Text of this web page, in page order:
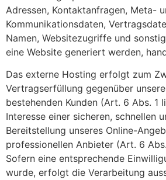
Adressen, Kontaktanfragen, Meta-
Kommunikationsdaten,
Namen, Websitezugriffe und
eine Website generiert werden,
Das externe Hosting erfolgt zum
Vertragserfüllung gegenüber
bestehenden Kunden (Art. 6 Abs. 1
Interesse einer sicheren, schnellen
Bereitstellung unseres Online-
professionellen Anbieter (Art. 6
Sofern eine entsprechende
wurde, erfolgt die Verarbeitung